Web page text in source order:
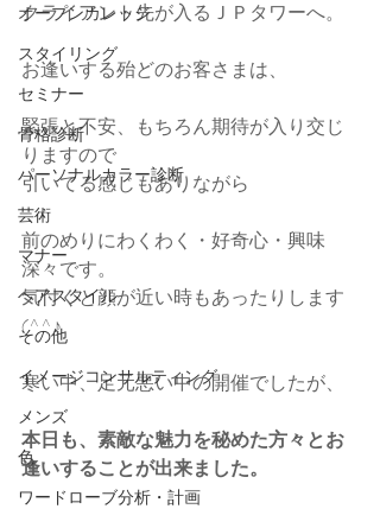
オープンカレッジ
スタイリング
セミナー
骨格診断
パーソナルカラー診断
芸術
マナー
ヘアスタイル
その他
イメージコンサルティング
メンズ
色
ワードローブ分析・計画
クライアント先が入るＪＰタワーへ。
お逢いする殆どのお客さまは、
緊張と不安、もちろん期待が入り交じ
りますので
引いてる感じもありながら
前のめりにわくわく・好奇心・興味
深々です。
気付くと顔が近い時もあったりします
(^^♪
寒い中、足元悪い中の開催でしたが、
本日も、素敵な魅力を秘めた方々とお
逢いすることが出来ました。